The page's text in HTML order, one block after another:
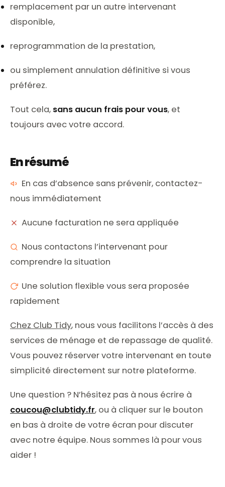
remplacement par un autre intervenant
disponible,
reprogrammation de la prestation,
ou simplement annulation définitive si vous
préférez.
Tout cela,sans aucun frais pour vous, et
toujours avec votre accord.
En résumé
En cas d’absence sans prévenir, contactez-
nous immédiatement
Aucune facturation ne sera appliquée
Nous contactons l’intervenant pour
comprendre la situation
Une solution flexible vous sera proposée
rapidement
Chez Club Tidy, nous vous facilitons l’accès à des
services de ménage et de repassage de qualité.
Vous pouvez réserver votre intervenant en toute
simplicité directement sur notre plateforme.
Une question ? N’hésitez pas à nous écrire à
coucou@clubtidy.fr, ou à cliquer sur le bouton
en bas à droite de votre écran pour discuter
avec notre équipe. Nous sommes là pour vous
aider !